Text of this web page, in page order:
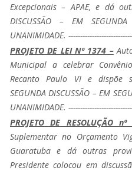
Excepcionais – APAE, e dá
DISCUSSÃO – EM
UNANIMIDADE.
PROJETO DE LEI Nº 1374 –
Municipal a celebrar
Recanto Paulo VI e dispõe
SEGUNDA DISCUSSÃO – EM
UNANIMIDADE.
PROJETO DE RESOLUÇÃO
Suplementar no Orçamento
Guaratuba e dá outras
Presidente colocou em